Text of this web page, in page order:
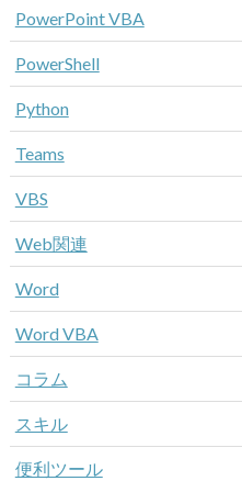
PowerPoint VBA
PowerShell
Python
Teams
VBS
Web関連
Word
Word VBA
コラム
スキル
便利ツール